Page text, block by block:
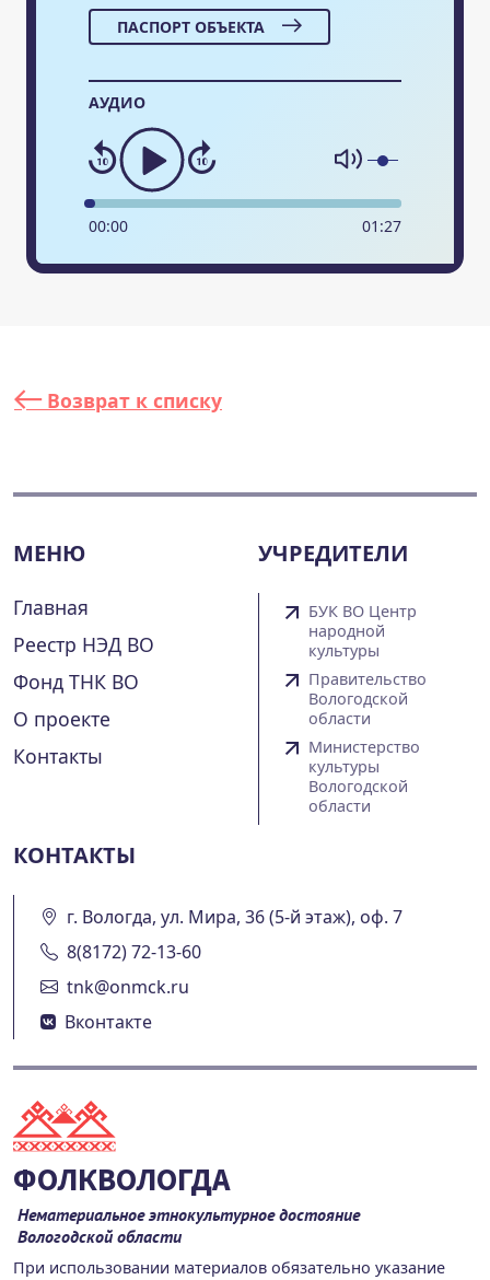
ПАСПОРТ ОБЪЕКТА
АУДИО
00:00 01 :27
Возврат к списку
МЕНЮ
Главная
Реестр НЭД ВО
Фонд ТНК ВО
О проекте
Контакты
УЧРЕДИТЕЛИ
БУК ВО Центр
народной
культуры
Правительство
Вологодской
области
Министерство
культуры
Вологодской
области
КОНТАКТЫ
г. Вологда, ул. Мира, 36 (5-й этаж), оф. 7
8(8172) 72-13-60
tnk@onmck.ru
Вконтакте
ФОЛКВОЛОГДА
Нематериальное этнокультурное достояние
Вологодской области
При использовании материалов обязательно указание